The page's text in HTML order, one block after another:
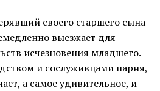
своего старшего сына
выезжает для
исчезновения младшего.
и сослуживцами парня,
а самое удивительное, и